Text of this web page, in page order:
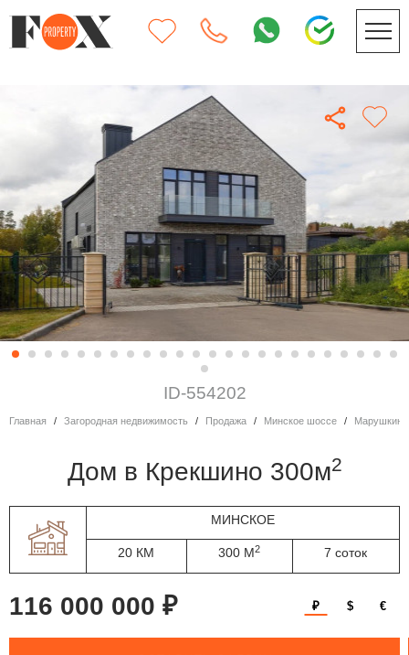
ID-554202
Главная Загородная недвижимость Продажа Минское шоссе
дом в Крекшино 300м2
МИНСКОЕ
20 КМ 300 М2 7 соток
116 000 000 ₽ ₽ $ €